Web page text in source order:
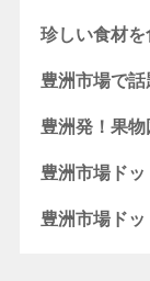
珍しい食材
豊洲市場で
豊洲発！果物
豊洲市場ド
豊洲市場ド